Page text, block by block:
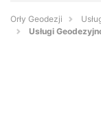
Orły Geodezji
Usługi